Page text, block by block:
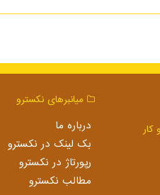
میانبرهای نكسترو
درباره ما
بک لینک در نكسترو
رپورتاژ در نكسترو
مطالب نكسترو